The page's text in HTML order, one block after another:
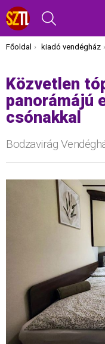
Itt vagy most:
Főoldal kiadó vendégház
Közvetlen
panorámájú
csónakkal
Bodzavirág